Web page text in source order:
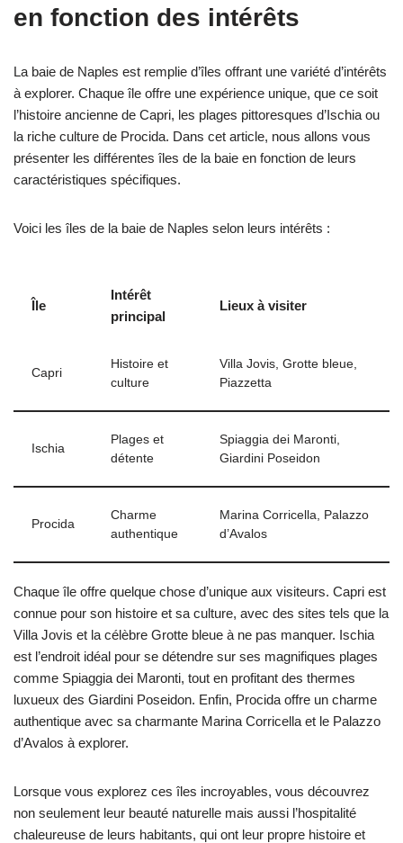
en fonction des intérêts
La baie de Naples est remplie d’îles offrant une variété d’intérêts
à explorer. Chaque île offre une expérience unique, que ce soit
l’histoire ancienne de Capri, les plages pittoresques d’Ischia ou
la riche culture de Procida. Dans cet article, nous allons vous
présenter les différentes îles de la baie en fonction de leurs
caractéristiques spécifiques.
Voici les îles de la baie de Naples selon leurs intérêts :
Île
Intérêt
principal
Lieux à visiter
Capri
Histoire et
culture
Villa Jovis, Grotte bleue,
Piazzetta
Ischia
Plages et
détente
Spiaggia dei Maronti,
Giardini Poseidon
Procida
Charme
authentique
Marina Corricella, Palazzo
d’Avalos
Chaque île offre quelque chose d’unique aux visiteurs. Capri est
connue pour son histoire et sa culture, avec des sites tels que la
Villa Jovis et la célèbre Grotte bleue à ne pas manquer. Ischia
est l’endroit idéal pour se détendre sur ses magnifiques plages
comme Spiaggia dei Maronti, tout en profitant des thermes
luxueux des Giardini Poseidon. Enfin, Procida offre un charme
authentique avec sa charmante Marina Corricella et le Palazzo
d’Avalos à explorer.
Lorsque vous explorez ces îles incroyables, vous découvrez
non seulement leur beauté naturelle mais aussi l’hospitalité
chaleureuse de leurs habitants, qui ont leur propre histoire et